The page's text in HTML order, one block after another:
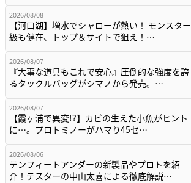
2026/08/08
【河口湖】増水でシャローが熱い！ モンスター
級も健在、トップ＆サイトで狙え！…
2026/08/07
『大事な道具もこれで安心』圧倒的な強度を誇
るタックルバッグがシマノから発売。…
2026/08/07
【霞ヶ浦で異変!?】カビの生えた小魚がヒント
に…。プロトミノーがハマり45セ…
2026/08/06
テンフィートアンダーの新製品やプロトを紹
介！テスターの中山太喜による徹底解説…